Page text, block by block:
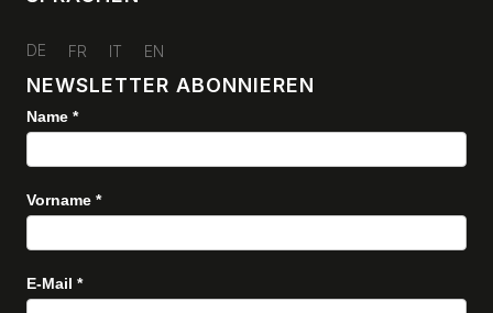
DE FR IT EN
NEWSLETTER ABONNIEREN
Newsletter
Name *
Vorname *
E-Mail *